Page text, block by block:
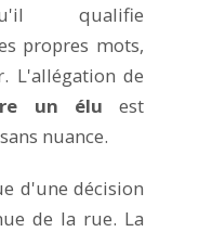
qualifie
propres mots,
L'allégation de
un élu est
nuance.
d'une décision
de la rue. La